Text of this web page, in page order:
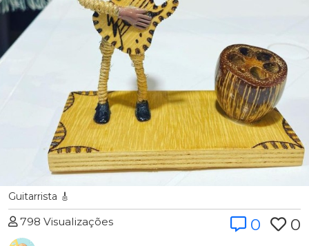
Guitarrista 🎸
798 Visualizações 0 0